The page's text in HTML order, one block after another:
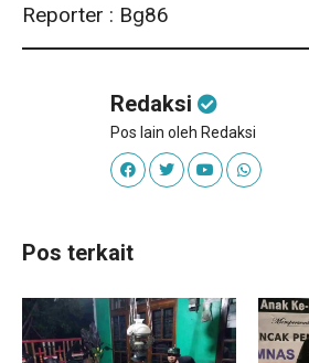
Reporter : Bg86
Redaksi
Pos lain oleh Redaksi
Pos terkait